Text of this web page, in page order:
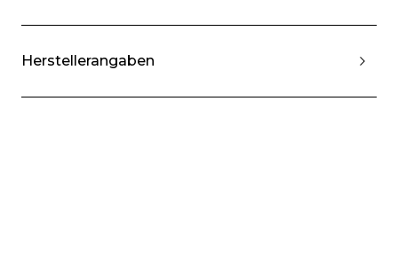
Herstellerangaben